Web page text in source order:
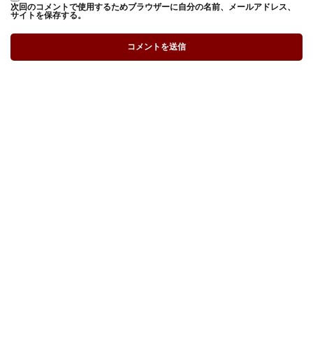
次回のコメントで使用するためブラウザーに自分の名前、メールアドレス、
サイトを保存する。